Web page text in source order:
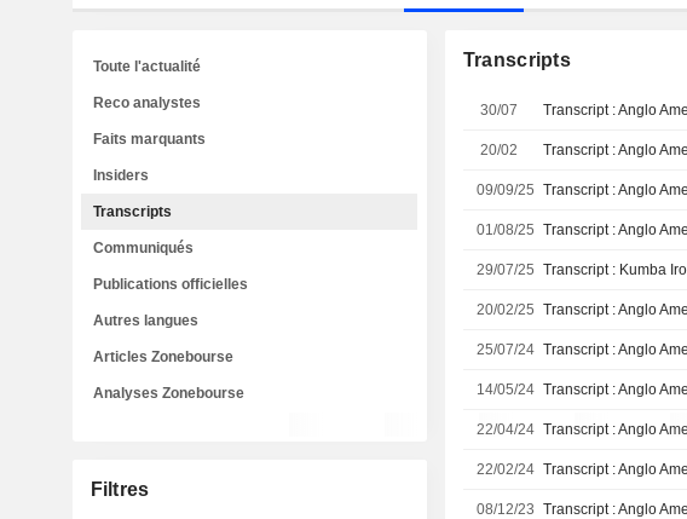
Transcripts
30/07 Transcript : Anglo
20/02 Transcript : Anglo
09/09/25 Transcript : Anglo
01/08/25 Transcript : Anglo
29/07/25 Transcript : Kumba
20/02/25 Transcript : Anglo
25/07/24 Transcript : Anglo
14/05/24 Transcript : Anglo
22/04/24 Transcript : Anglo
22/02/24 Transcript : Anglo
08/12/23 Transcript : Anglo
Toute l'actualité
Reco analystes
Faits marquants
Insiders
Transcripts
Communiqués
Publications officielles
Autres langues
Articles Zonebourse
Analyses Zonebourse
Filtres